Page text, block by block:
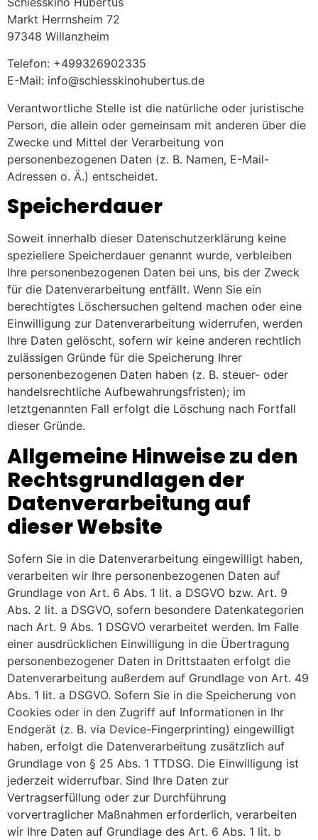
Markt Herrnsheim 72
97348 Willanzheim
Telefon: +499326902335
E-Mail: info@schiesskinohubertus.de
Verantwortliche Stelle ist die natürliche oder juristische
Person, die allein oder gemeinsam mit anderen über die
Zwecke und Mittel der Verarbeitung von
personenbezogenen Daten (z. B. Namen, E-Mail-
Adressen o. Ä.) entscheidet.
Speicherdauer
Soweit innerhalb dieser Datenschutzerklärung keine
speziellere Speicherdauer genannt wurde, verbleiben
Ihre personenbezogenen Daten bei uns, bis der Zweck
für die Datenverarbeitung entfällt. Wenn Sie ein
berechtigtes Löschersuchen geltend machen oder eine
Einwilligung zur Datenverarbeitung widerrufen, werden
Ihre Daten gelöscht, sofern wir keine anderen rechtlich
zulässigen Gründe für die Speicherung Ihrer
personenbezogenen Daten haben (z. B. steuer- oder
handelsrechtliche Aufbewahrungsfristen); im
letztgenannten Fall erfolgt die Löschung nach Fortfall
dieser Gründe.
Allgemeine Hinweise zu den
Rechtsgrundlagen der
Datenverarbeitung auf
dieser Website
Sofern Sie in die Datenverarbeitung eingewilligt haben,
verarbeiten wir Ihre personenbezogenen Daten auf
Grundlage von Art. 6 Abs. 1 lit. a DSGVO bzw. Art. 9
Abs. 2 lit. a DSGVO, sofern besondere Datenkategorien
nach Art. 9 Abs. 1 DSGVO verarbeitet werden. Im Falle
einer ausdrücklichen Einwilligung in die Übertragung
personenbezogener Daten in Drittstaaten erfolgt die
Datenverarbeitung außerdem auf Grundlage von Art. 49
Abs. 1 lit. a DSGVO. Sofern Sie in die Speicherung von
Cookies oder in den Zugriff auf Informationen in Ihr
Endgerät (z. B. via Device-Fingerprinting) eingewilligt
haben, erfolgt die Datenverarbeitung zusätzlich auf
Grundlage von § 25 Abs. 1 TTDSG. Die Einwilligung ist
jederzeit widerrufbar. Sind Ihre Daten zur
Vertragserfüllung oder zur Durchführung
vorvertraglicher Maßnahmen erforderlich, verarbeiten
wir Ihre Daten auf Grundlage des Art. 6 Abs. 1 lit. b